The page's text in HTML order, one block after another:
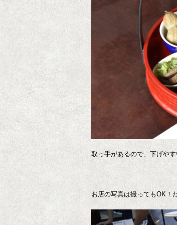
取っ手があるので、下げや
お店の写真は撮ってもOK！